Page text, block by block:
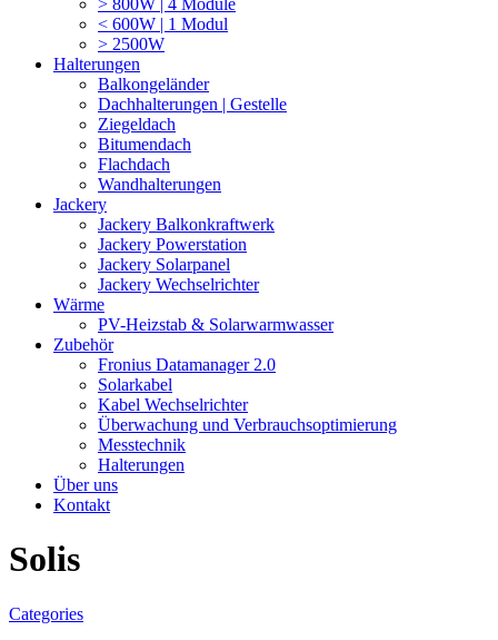
> 800W | 4 Module
< 600W | 1 Modul
> 2500W
Halterungen
Balkongeländer
Dachhalterungen | Gestelle
Ziegeldach
Bitumendach
Flachdach
Wandhalterungen
Jackery
Jackery Balkonkraftwerk
Jackery Powerstation
Jackery Solarpanel
Jackery Wechselrichter
Wärme
PV-Heizstab & Solarwarmwasser
Zubehör
Fronius Datamanager 2.0
Solarkabel
Kabel Wechselrichter
Überwachung und Verbrauchsoptimierung
Messtechnik
Halterungen
Über uns
Kontakt
Solis
Categories